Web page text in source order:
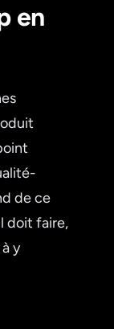
en
de ce
doit faire,
y